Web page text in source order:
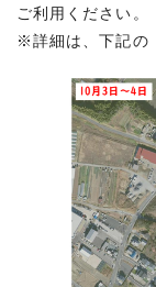
ご利用ください。
※詳細は、下記の